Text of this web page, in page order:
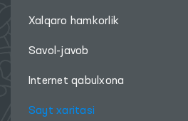
Xalqaro hamkorlik
Savol-javob
Internet qabulxona
Sayt xaritasi